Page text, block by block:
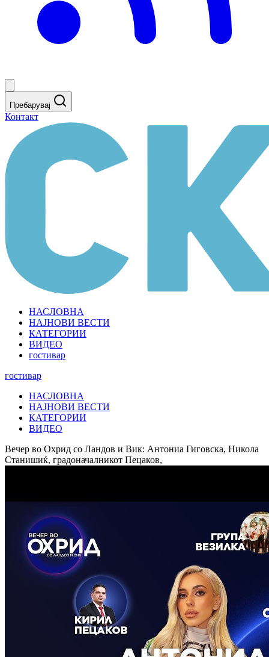
Пребарувај
Контакт
НАСЛОВНА
НАЈНОВИ ВЕСТИ
КАТЕГОРИИ
ВИДЕО
гостивар
гостивар
НАСЛОВНА
НАЈНОВИ ВЕСТИ
КАТЕГОРИИ
ВИДЕО
Вечер во Охрид со Ландов и Вик: Антониа Гиговска, Никола
Станишиќ, градоначалникот Пецаков,